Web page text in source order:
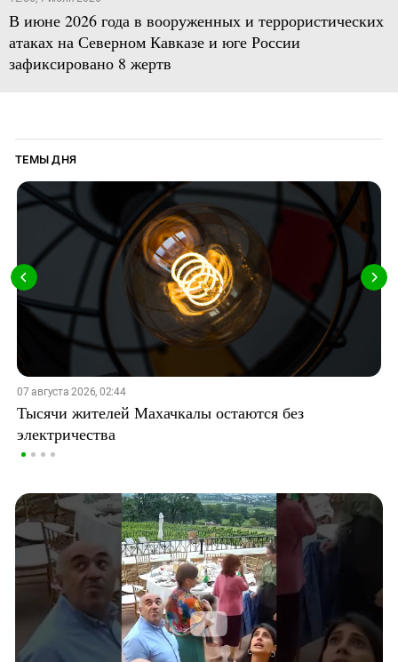
В июне 2026 года в вооруженных и террористических
атаках на Северном Кавказе и юге России
зафиксировано 8 жертв
ТЕМЫ ДНЯ
07 августа 2026, 02:44
Тысячи жителей Махачкалы остаются без
электричества